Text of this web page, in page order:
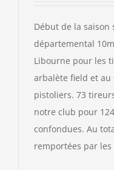
Début de la
départemental
Libourne pour les
arbalète field et au
pistoliers. 73
notre club pour
confondues. Au
remportées par les